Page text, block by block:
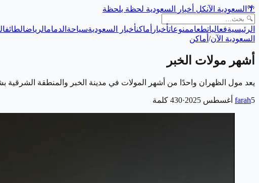
🌴 السعودية الآنكل أخبار السعودية لحظة بلحظة
الرئيسيةفعالياتطعاممنوعاتأخبار أماكنأخبار السعوديةسياحة الدمامالرياضالطائف
السعودية الآن/ أماكن
أشهر مولات الخبر
يعد مول الظهران واحدًا من أشهر المولات في مدينة الخبر والمنطقة
farah5 أغسطس 2025 ·
430 كلمة